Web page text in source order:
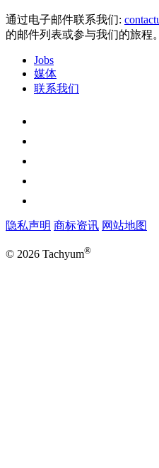
通过电子邮件联系我们:
的邮件列表或参与我们的旅程。
Jobs
媒体
联系我们
隐私声明 商标资讯 网站地图
© 2026 Tachyum®